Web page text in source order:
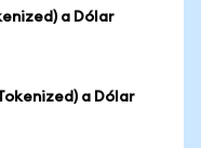
a Dólar
a Dólar